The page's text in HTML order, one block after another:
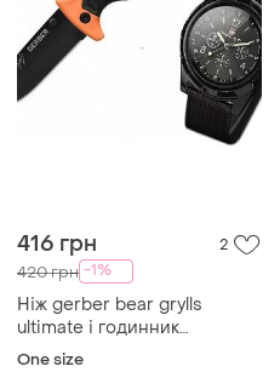
416 грн 2
420 грн -1%
Ніж gerber bear grylls
ultimate і годинник
swissarmy
One size